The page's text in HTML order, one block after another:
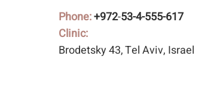
Phone:+972-53-4-555-617
Clinic:
Brodetsky 43, Tel Aviv, Israel